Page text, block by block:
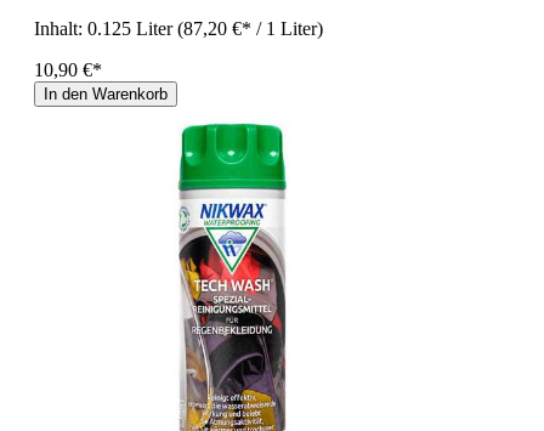
Inhalt: 0.125 Liter(87,20 €* / 1 Liter)
10,90 €*
In den Warenkorb